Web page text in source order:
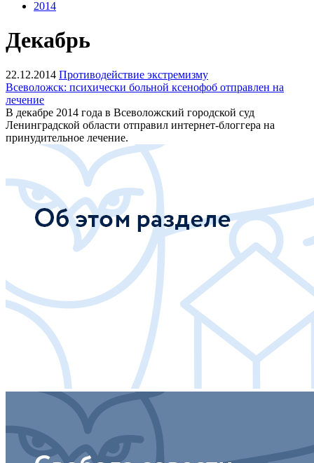
2014
Декабрь
22.12.2014 Противодействие экстремизму
Всеволожск: психически больной ксенофоб отправлен на
лечение
В декабре 2014 года в Всеволожский городской суд
Ленинградской области отправил интернет-блоггера на
принудительное лечение.